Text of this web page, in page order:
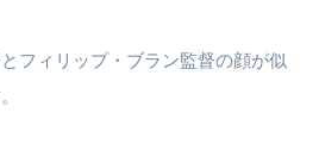
フィリップ・ブラン監督の顔が似